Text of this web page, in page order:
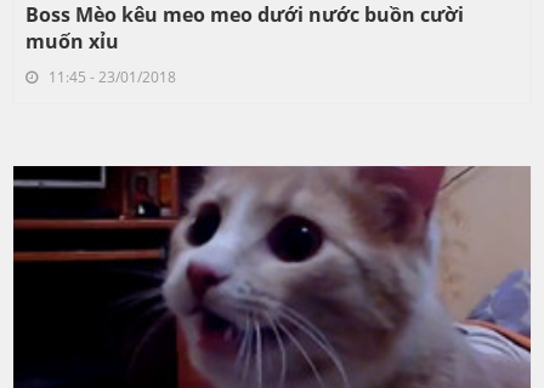
Boss Mèo kêu meo meo dưới nước buồn cười
muốn xỉu
11:45 - 23/01/2018